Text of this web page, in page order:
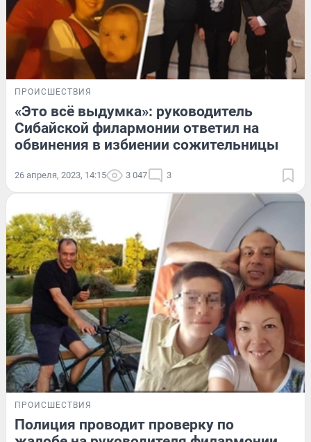
ПРОИСШЕСТВИЯ
«Это всё выдумка»: руководитель
Сибайской филармонии ответил на
обвинения в избиении сожительницы
26 апреля, 2023, 14:15 3 047 3
ПРОИСШЕСТВИЯ
Полиция проводит проверку по